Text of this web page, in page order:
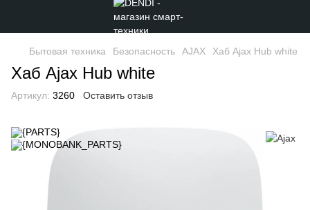
Бытовая техника Безопасность AJAX Хаб Ajax Hub white
Хаб Ajax Hub white
Артикул: 3260 Оставить отзыв